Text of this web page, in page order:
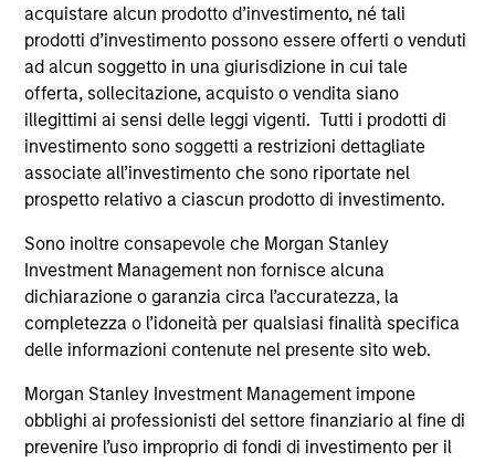
acquistare alcun prodotto d’investimento, né tali
prodotti d’investimento possono essere offerti o venduti
ad alcun soggetto in una giurisdizione in cui tale
offerta, sollecitazione, acquisto o vendita siano
illegittimi ai sensi delle leggi vigenti. Tutti i prodotti di
investimento sono soggetti a restrizioni dettagliate
associate all’investimento che sono riportate nel
prospetto relativo a ciascun prodotto di investimento.
Sono inoltre consapevole che Morgan Stanley
Investment Management non fornisce alcuna
dichiarazione o garanzia circa l’accuratezza, la
completezza o l’idoneità per qualsiasi finalità specifica
delle informazioni contenute nel presente sito web.
Morgan Stanley Investment Management impone
obblighi ai professionisti del settore finanziario al fine di
prevenire l’uso improprio di fondi di investimento per il
5-GIU-2026
May not represent all Team Members.
The information on this page is for informational
purposes only. The information contained herein does
not constitute and should not be construed as an
offering of advisory services or an offer to sell or a
jurisdiction in which such offer or solicitation,
purchase or sale would be unlawful under the
securities, insurance or other laws of such jurisdiction.